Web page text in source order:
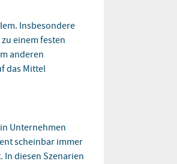
Insbesondere
einem festen
anderen
das Mittel
Unternehmen
scheinbar immer
diesen Szenarien